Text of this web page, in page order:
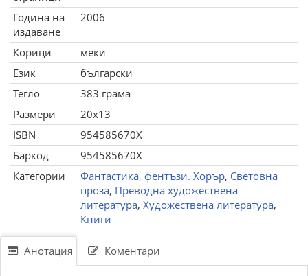
Година на
издаване
2006
Корици
меки
Език
български
Тегло
383 грама
Размери
20x13
ISBN
954585670X
Баркод
954585670X
Категории
Фантастика, фентъзи. Хорър, Световна
проза, Преводна художествена
литература, Художествена литература,
Книги
Анотация Коментари